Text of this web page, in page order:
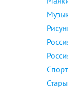
Спорт